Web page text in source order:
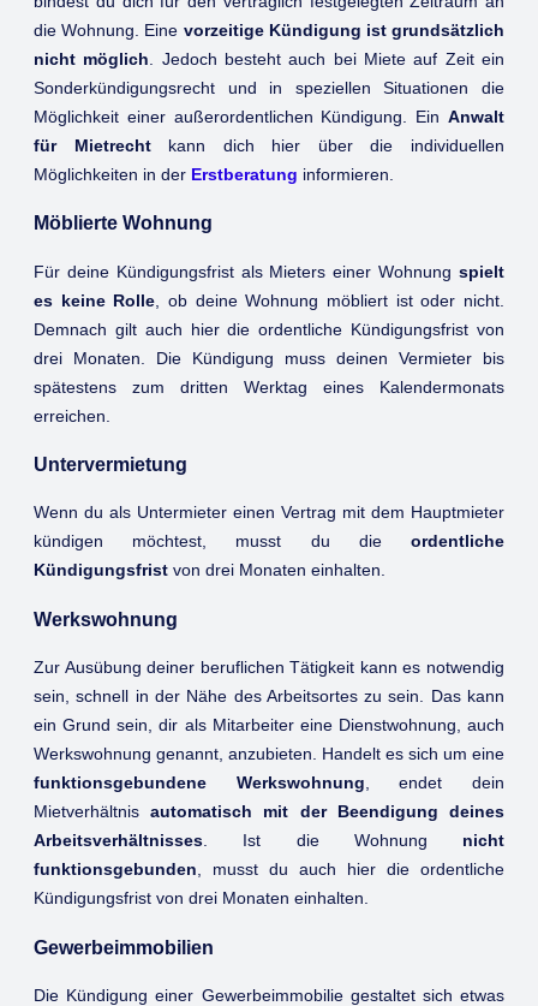
die Wohnung. Eine vorzeitige Kündigung ist grundsätzlich
nicht möglich . Jedoch besteht auch bei Miete auf Zeit ein
Sonderkündigungsrecht und in speziellen Situationen die
Möglichkeit einer außerordentlichen Kündigung. Ein Anwalt
für Mietrechtkann dich hier über die individuellen
Möglichkeiten in der Erstberatung informieren.
Möblierte Wohnung
Für deine Kündigungsfrist als Mieters einer Wohnung spielt
es keine Rolle , ob deine Wohnung möbliert ist oder nicht.
Demnach gilt auch hier die ordentliche Kündigungsfrist von
drei Monaten. Die Kündigung muss deinen Vermieter bis
spätestens zum dritten Werktag eines Kalendermonats
erreichen.
Untervermietung
Wenn du als Untermieter einen Vertrag mit dem Hauptmieter
kündigen möchtest, musst du die ordentliche
Kündigungsfrist von drei Monaten einhalten.
Werkswohnung
Zur Ausübung deiner beruflichen Tätigkeit kann es notwendig
sein, schnell in der Nähe des Arbeitsortes zu sein. Das kann
ein Grund sein, dir als Mitarbeiter eine Dienstwohnung, auch
Werkswohnung genannt, anzubieten. Handelt es sich um eine
funktionsgebundene Werkswohnung, endet dein
Mietverhältnisautomatisch mit der Beendigung deines
Arbeitsverhältnisses. Ist die Wohnung nicht
funktionsgebunden, musst du auch hier die ordentliche
Kündigungsfrist von drei Monaten einhalten.
Gewerbeimmobilien
Die Kündigung einer Gewerbeimmobilie gestaltet sich etwas